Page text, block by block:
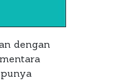
dengan